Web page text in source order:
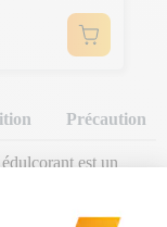
Précaution
est un